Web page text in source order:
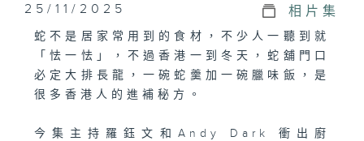
25/11/2025 相片集
蛇不是居家常用到的食材，不少人一聽到就
「怯一怯」，不過香港一到冬天，蛇舖門口
必定大排長龍，一碗蛇羹加一碗臘味飯，是
很多香港人的進補秘方。
今集主持羅鈺文和Andy Dark 衝出廚